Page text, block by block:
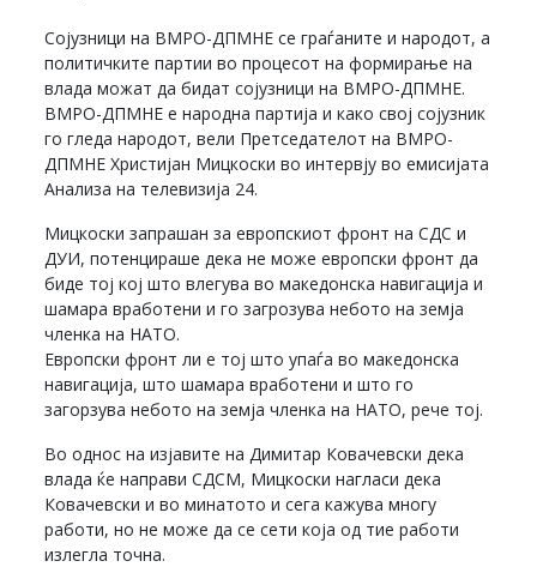
Сојузници на ВМРО-ДПМНЕ се граѓаните и народот, а
политичките партии во процесот на формирање на
влада можат да бидат сојузници на ВМРО-ДПМНЕ.
ВМРО-ДПМНЕ е народна партија и како свој сојузник
го гледа народот, вели Претседателот на ВМРО-
ДПМНЕ Христијан Мицкоски во интервју во емисијата
Анализа на телевизија 24.
Мицкоски запрашан за европскиот фронт на СДС и
ДУИ, потенцираше дека не може европски фронт да
биде тој кој што влегува во македонска навигација и
шамара вработени и го загрозува небото на земја
членка на НАТО.
Европски фронт ли е тој што упаѓа во македонска
навигација, што шамара вработени и што го
загорзува небото на земја членка на НАТО, рече тој.
Во однос на изјавите на Димитар Ковачевски дека
влада ќе направи СДСМ, Мицкоски нагласи дека
Ковачевски и во минатото и сега кажува многу
работи, но не може да се сети која од тие работи
излегла точна.